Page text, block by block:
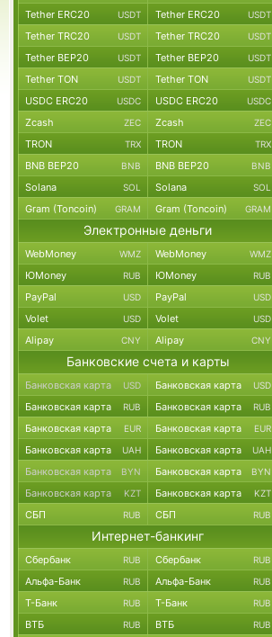
Tether ERC20 USDT Tether ERC20 USDT
Tether TRC20 USDT Tether TRC20 USDT
Tether BEP20 USDT Tether BEP20 USDT
Tether TON USDT Tether TON USDT
USDC ERC20 USDC USDC ERC20 USDC
Zcash ZEC Zcash ZEC
TRON TRX TRON TRX
BNB BEP20 BNB BNB BEP20 BNB
Solana SOL Solana SOL
Gram (Toncoin) GRAM Gram (Toncoin) GRAM
Электронные деньги
WebMoney WMZ WebMoney WMZ
ЮMoney RUB ЮMoney RUB
PayPal USD PayPal USD
Volet USD Volet USD
Alipay CNY Alipay CNY
Банковские счета и карты
Банковская карта USD Банковская карта USD
Банковская карта RUB Банковская карта RUB
Банковская карта EUR Банковская карта EUR
Банковская карта UAH Банковская карта UAH
Банковская карта BYN Банковская карта BYN
Банковская карта KZT Банковская карта KZT
СБП RUB СБП RUB
Интернет-банкинг
Сбербанк RUB Сбербанк RUB
Альфа-Банк RUB Альфа-Банк RUB
Т-Банк RUB Т-Банк RUB
ВТБ RUB ВТБ RUB